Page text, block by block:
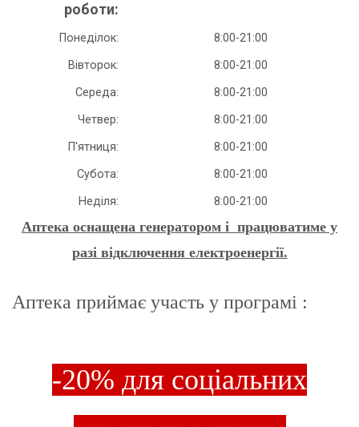
роботи:
Понеділок:
8:00-21:00
Вівторок:
8:00-21:00
Середа:
8:00-21:00
Четвер:
8:00-21:00
П'ятниця:
8:00-21:00
Субота:
8:00-21:00
Неділя:
8:00-21:00
Аптека оснащена генератором і працюватиме у
разі відключення електроенергії.
Аптека приймає участь у програмі :
-20% для соціальних